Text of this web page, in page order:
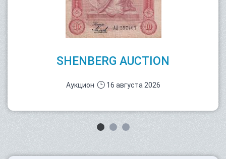
SHENBERG AUCTION
Аукцион 16 августа 2026